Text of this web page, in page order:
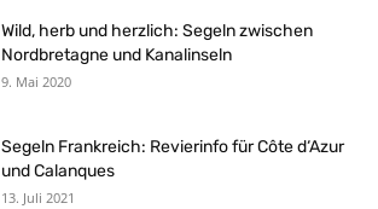
Wild, herb und herzlich: Segeln zwischen
Nordbretagne und Kanalinseln
9. Mai 2020
Segeln Frankreich: Revierinfo für Côte d‘Azur
und Calanques
13. Juli 2021